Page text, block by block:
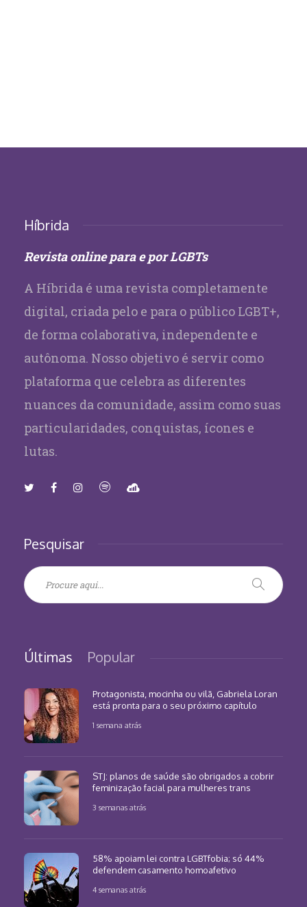
Híbrida
Revista online para e por LGBTs
A Híbrida é uma revista completamente
digital, criada pelo e para o público LGBT+,
de forma colaborativa, independente e
autônoma. Nosso objetivo é servir como
plataforma que celebra as diferentes
nuances da comunidade, assim como suas
particularidades, conquistas, ícones e
lutas.
Pesquisar
Últimas Popular
Protagonista, mocinha ou vilã, Gabriela Loran
está pronta para o seu próximo capítulo
1 semana atrás
STJ: planos de saúde são obrigados a cobrir
feminização facial para mulheres trans
3 semanas atrás
58% apoiam lei contra LGBTfobia; só 44%
defendem casamento homoafetivo
4 semanas atrás